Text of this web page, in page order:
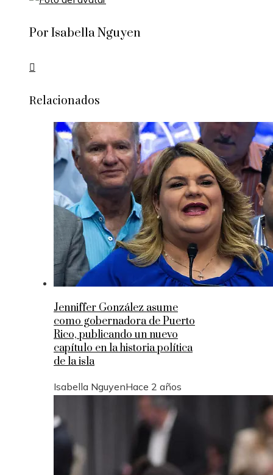
Por Isabella Nguyen
Relacionados
Jenniffer González asume
como gobernadora de Puerto
Rico, publicando un nuevo
capítulo en la historia política
de la isla
Isabella NguyenHace 2 años